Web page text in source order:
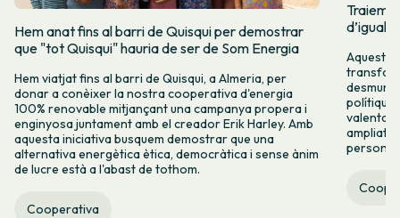
Hem anat fins al barri de Quisqui per demostrar
que "tot Quisqui" hauria de ser de Som Energia
Hem viatjat fins al barri de Quisqui, a Almeria, per
donar a conèixer la nostra cooperativa d'energia
100% renovable mitjançant una campanya propera i
enginyosa juntament amb el creador Erik Harley. Amb
aquesta iniciativa busquem demostrar que una
alternativa energètica ètica, democràtica i sense ànim
de lucre està a l'abast de tothom.
Cooperativa
Traiem
Aquest
valenta